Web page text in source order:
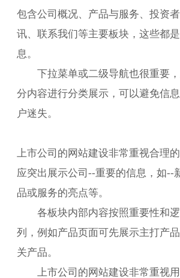
包含公司概况、产品与服务、投资
讯、联系我们等主要板块，这些都
息。
下拉菜单或二级导航也很重要
分内容进行分类展示，可以避免信
户迷失。
上市公司的网站建设非常重视合理
应突出展示公司--重要的信息，如--
品或服务的亮点等。
各板块内部内容按照重要性和
列，例如产品页面可先展示主打产
关产品。
上市公司的网站建设非常重视